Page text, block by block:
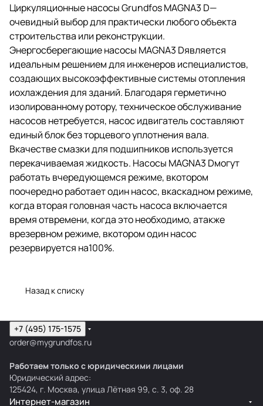
Циркуляционные насосы Grundfos MAGNA3 D—
очевидный выбор для практически любого объекта
строительства или реконструкции.
Энергосберегающие насосы MAGNA3 Dявляется
идеальным решением для инженеров испециалистов,
создающих высокоэффективные системы отопления
иохлаждения для зданий. Благодаря герметично
изолированному ротору, техническое обслуживание
насосов нетребуется, насос идвигатель составляют
единый блок без торцевого уплотнения вала.
Вкачестве смазки для подшипников используется
перекачиваемая жидкость. Насосы MAGNA3 Dмогут
работать вчередующемся режиме, вкотором
поочередно работает один насос, вкаскадном режиме,
когда вторая головная часть насоса включается
время отвремени, когда это необходимо, атакже
врезервном режиме, вкотором один насос
резервируется на100%.
Назад к списку
+7 (495) 175-1575
order@mygrundfos.ru
Работаем только с юридическими лицами
Юридический адрес:
125424, г. Москва, улица Лётная 99, с. 3, оф. 28
Интернет-магазин